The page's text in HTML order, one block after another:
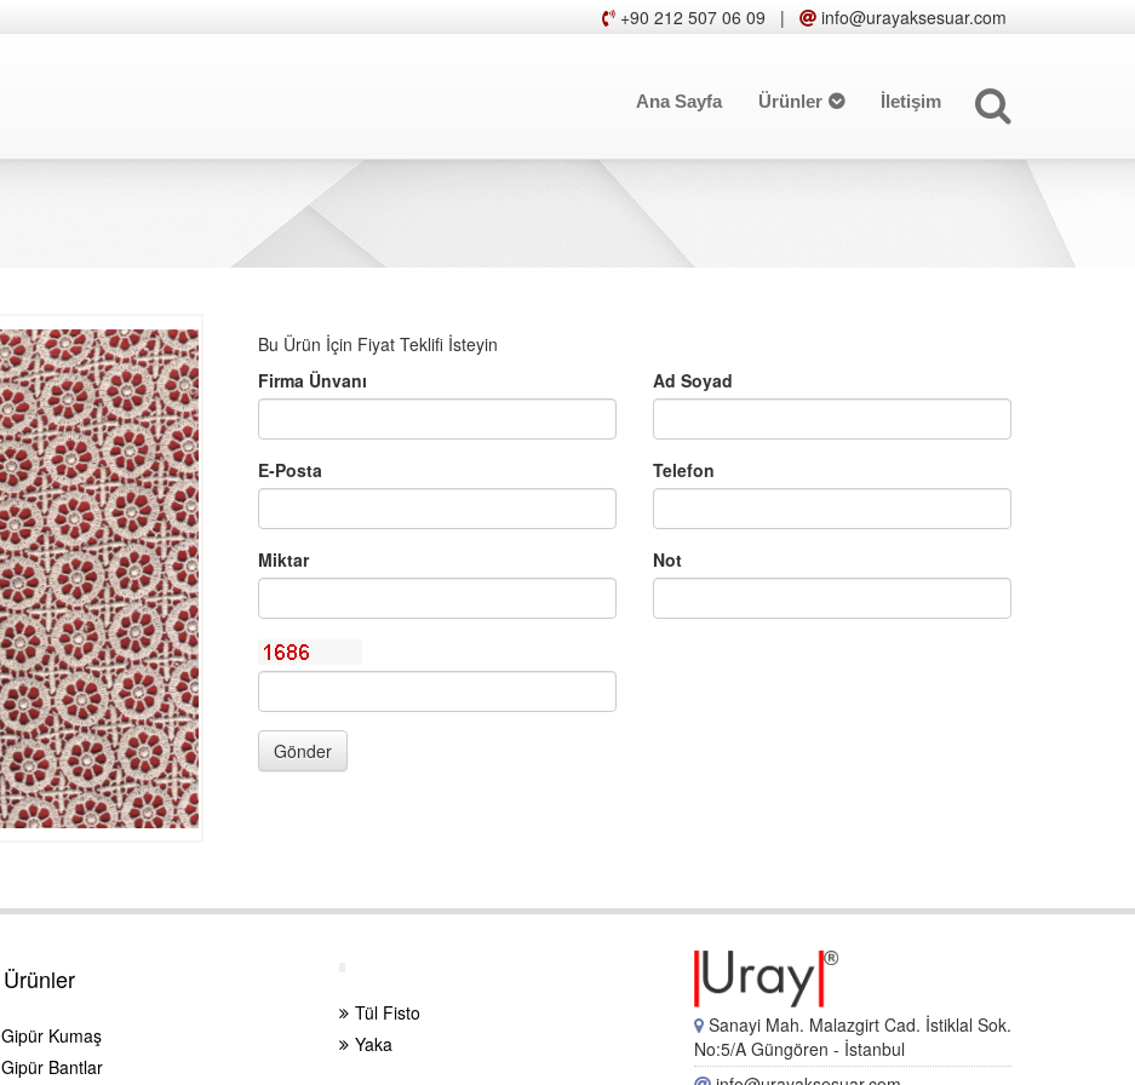
+90 212 507 06 09 | info@urayaksesuar.com
Ana Sayfa Ürünler İletişim
Bu Ürün İçin Fiyat Teklifi İsteyin
Firma Ünvanı
Ad Soyad
E-Posta Telefon
Miktar Not
Gönder
Ürünler
Gipür Kumaş
Gipür Bantlar
Tül Fisto
Yaka
Sanayi Mah. Malazgirt Cad. İstiklal Sok.
No:5/A Güngören - İstanbul